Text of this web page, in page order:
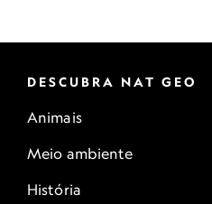
DESCUBRA NAT GEO
Animais
Meio ambiente
História